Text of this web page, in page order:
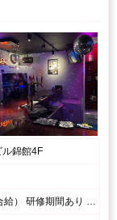
錦館4F
給与：月給 25万円～ + （能力給・歩合給） 研修期間あり アルバイト時給：1,２00円～